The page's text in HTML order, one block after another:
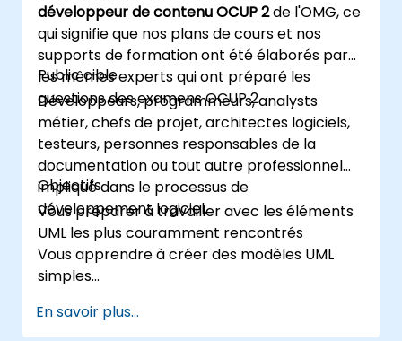
développeur de contenu OCUP 2de l'OMG, ce
qui signifie que nos plans de cours et nos
supports de formation ont été élaborés par
les mêmes experts qui ont préparé les
questions des examens OCUP 2.
Public cible
Développeurs, programmeurs, analysts
métier, chefs de projet, architectes logiciels,
testeurs, personnes responsables de la
documentation ou tout autre professionnel
impliqué dans le processus de
développement logiciel.
Objectifs
Vous préparer à travailler avec les éléments
UML les plus couramment rencontrés
Vous apprendre à créer des modèles UML
simples
équipe de développement UML
En savoir plus...